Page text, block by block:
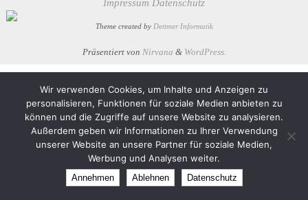
Impressum Datenschutz
Theme created by Dettmer Informatik
Präsentiert von Nirvana & WordPress.
Wir verwenden Cookies, um Inhalte und Anzeigen zu
personalisieren, Funktionen für soziale Medien anbieten zu
können und die Zugriffe auf unsere Website zu analysieren.
Außerdem geben wir Informationen zu Ihrer Verwendung
unserer Website an unsere Partner für soziale Medien,
Werbung und Analysen weiter.
Annehmen Ablehnen Datenschutz